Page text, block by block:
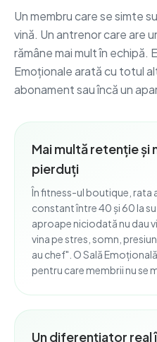
Un membru care se simte
vină. Un antrenor care are
rămâne mai mult în echipă.
Emoționale arată cu totul
abonament sau încă un
Mai multă retenție și
pierduți
În fitness-ul boutique, rata
constant între 40 și 60 la
aproape niciodată nu dau
vina pe stres, somn,
au chef". O Sală
pentru care membrii nu se
Un diferențiator